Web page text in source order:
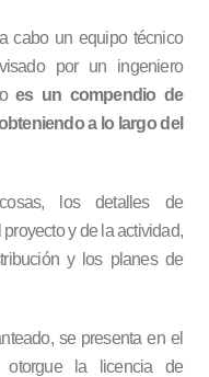
cabo un equipo técnico
por un ingeniero
es un compendio de
a lo largo del
los detalles de
y de la actividad,
y los planes de
se presenta en el
otorgue la licencia de